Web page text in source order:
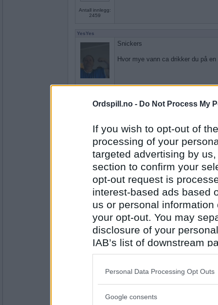
Ordspill.no - Do Not Process My
If you wish to opt-out of
processing of your
targeted advertising by
section to confirm your
opt-out request is
interest-based ads based
us or personal
your opt-out. You may
disclosure of your
IAB’s list of downstream
also be disclosed by us
Downstream Participants
Please note that this
Personal Data Processing Opt Outs
Google consents
Antall innlegg:
2459
YesYes
Antall innlegg:
Snickers
Hvor mye vann ca drikker du på
Antall innlegg:
2947
Oprah eller Dr. Phil?
JamesO- Ikke medlem lenger
Antall innlegg:
2649
Usikker . Når Oprah sender
uinteressert og hos Dr.Phil er det
men av og til psykologisk
mer harmonsik show så velger jeg
Hva betyr elektromagnetisme for
strøm og magnetisme
hva mener du om healere ?